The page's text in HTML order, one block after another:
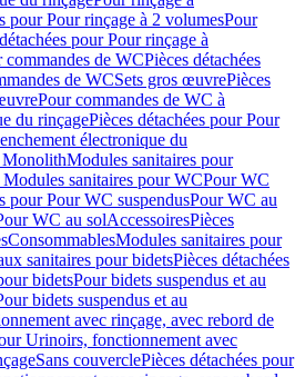
pour Pour rinçage à 2 volumesPour
pour Pour rinçage à
commandes de WCPièces détachées
de WCSets gros œuvrePièces
Pour commandes de WC à
du rinçagePièces détachées pour Pour
électronique du
MonolithModules sanitaires pour
Modules sanitaires pour WCPour WC
pour Pour WC suspendusPour WC au
WC au solAccessoiresPièces
ConsommablesModules sanitaires pour
sanitaires pour bidetsPièces détachées
bidetsPour bidets suspendus et au
bidets suspendus et au
avec rinçage, avec rebord de
Urinoirs, fonctionnement avec
Sans couverclePièces détachées pour